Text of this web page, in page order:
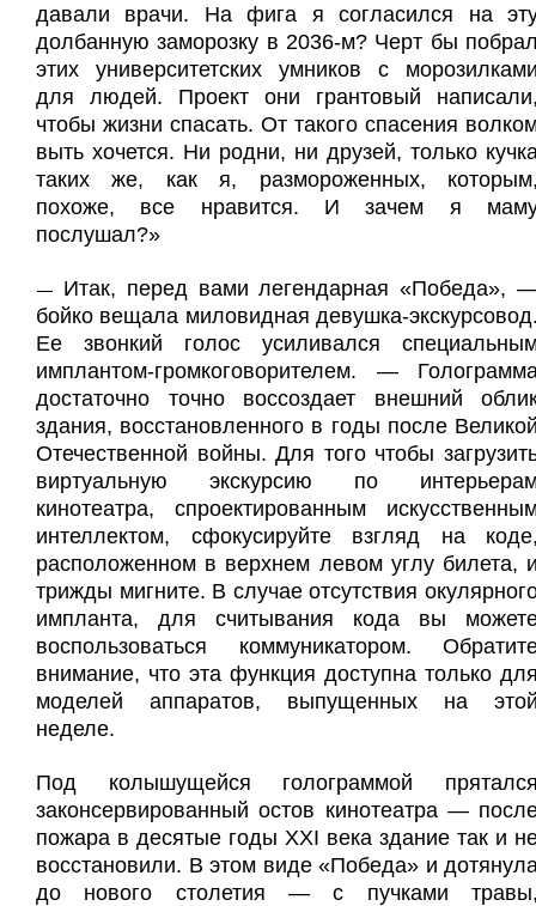
давали врачи. На фига я согласился на
долбанную заморозку в 2036-м? Черт бы
этих университетских умников с
для людей. Проект они грантовый
чтобы жизни спасать. От такого спасения
выть хочется. Ни родни, ни друзей, только
таких же, как я, размороженных,
похоже, все нравится. И зачем я
послушал?»
— Итак, перед вами легендарная «Победа»,
бойко вещала миловидная девушка-
Ее звонкий голос усиливался
имплантом-громкоговорителем. —
достаточно точно воссоздает внешний
здания, восстановленного в годы после
Отечественной войны. Для того чтобы
виртуальную экскурсию по
кинотеатра, спроектированным
интеллектом, сфокусируйте взгляд на
расположенном в верхнем левом углу билета,
трижды мигните. В случае отсутствия
импланта, для считывания кода вы
воспользоваться коммуникатором.
внимание, что эта функция доступна только
моделей аппаратов, выпущенных на
неделе.
Под колышущейся голограммой
законсервированный остов кинотеатра —
пожара в десятые годы XXI века здание так и
восстановили. В этом виде «Победа» и
до нового столетия — с пучками